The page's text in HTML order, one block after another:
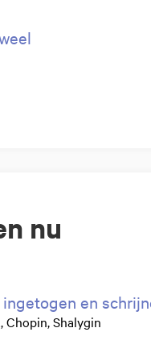
nu
en
Chopin, Shalygin